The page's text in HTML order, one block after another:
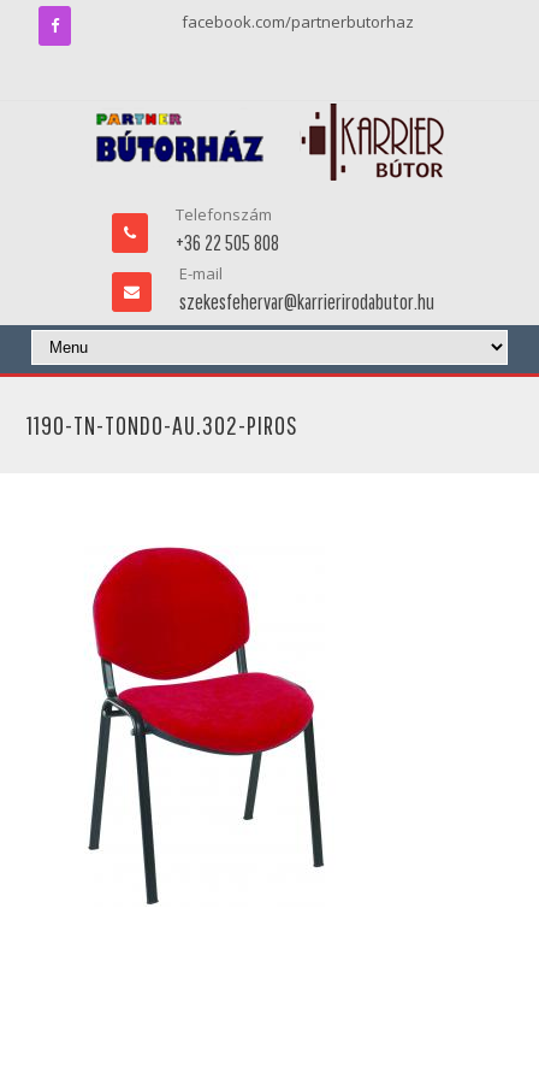
facebook.com/partnerbutorhaz
Telefonszám
+36 22 505 808
E-mail
szekesfehervar@karrierirodabutor.hu
1190-TN-TONDO-AU.302-PIROS